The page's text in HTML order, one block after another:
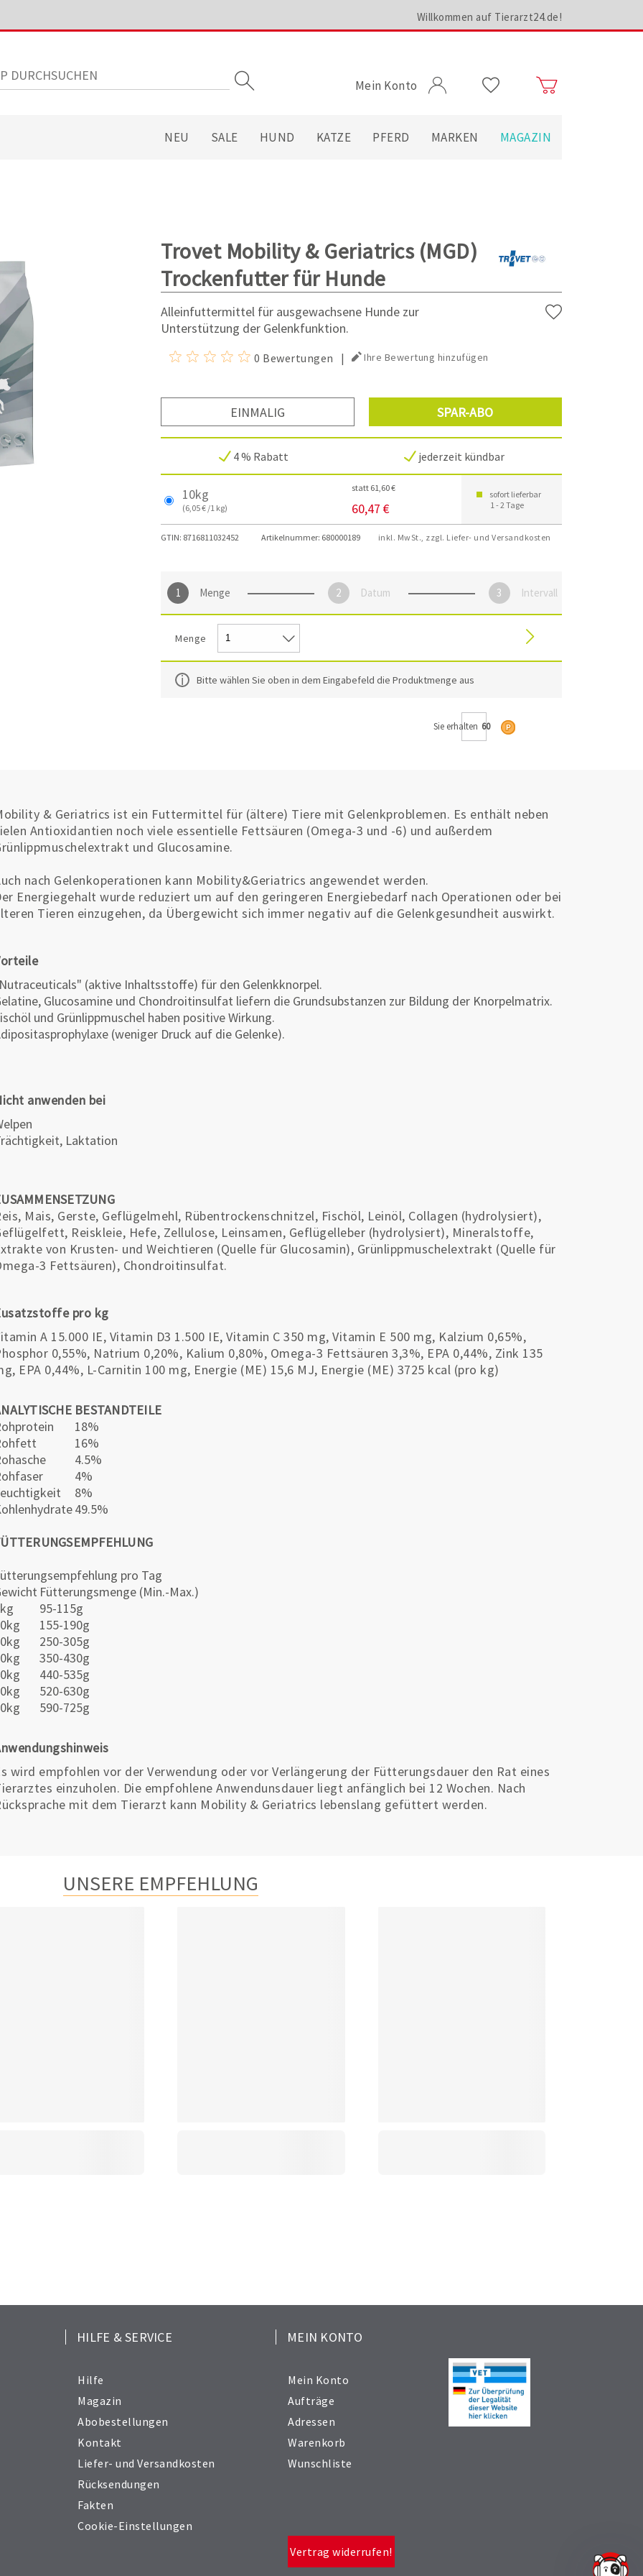
Willkommen auf Tierarzt24.de!
Mein Konto
NEU SALE HUND KATZE PFERD MARKEN MAGAZIN
Trovet Mobility & Geriatrics (MGD)
Trockenfutter für Hunde
Alleinfuttermittel für ausgewachsene Hunde zur
Unterstützung der Gelenkfunktion.
0 Bewertungen | Ihre Bewertung hinzufügen
EINMALIG SPAR-ABO
4 % Rabatt jederzeit kündbar
10kg
(6,05 € /1 kg)
statt 61,60 €
60,47 €
sofort lieferbar
1 - 2 Tage
GTIN: 8716811032452 Artikelnummer: 680000189 inkl. MwSt., zzgl. Liefer- und Versandkosten
Menge Datum Intervall
Menge
Bitte wählen Sie oben in dem Eingabefeld die Produktmenge aus
Sie erhalten 60
& Geriatrics ist ein Futtermittel für (ältere) Tiere mit Gelenkproblemen. Es enthält neben
Antioxidantien noch viele essentielle Fettsäuren (Omega-3 und -6) und außerdem
und Glucosamine.
nach Gelenkoperationen kann Mobility&Geriatrics angewendet werden.
Energiegehalt wurde reduziert um auf den geringeren Energiebedarf nach Operationen oder bei
Tieren einzugehen, da Übergewicht sich immer negativ auf die Gelenkgesundheit auswirkt.
(aktive Inhaltsstoffe) für den Gelenkknorpel.
Glucosamine und Chondroitinsulfat liefern die Grundsubstanzen zur Bildung der Knorpelmatrix.
und Grünlippmuschel haben positive Wirkung.
(weniger Druck auf die Gelenke).
anwenden bei
Laktation
Mais, Gerste, Geflügelmehl, Rübentrockenschnitzel, Fischöl, Leinöl, Collagen (hydrolysiert),
Reiskleie, Hefe, Zellulose, Leinsamen, Geflügelleber (hydrolysiert), Mineralstoffe,
von Krusten- und Weichtieren (Quelle für Glucosamin), Grünlippmuschelextrakt (Quelle für
3 Fettsäuren), Chondroitinsulfat.
pro kg
A 15.000 IE, Vitamin D3 1.500 IE, Vitamin C 350 mg, Vitamin E 500 mg, Kalzium 0,65%,
0,55%, Natrium 0,20%, Kalium 0,80%, Omega-3 Fettsäuren 3,3%, EPA 0,44%, Zink 135
EPA 0,44%, L-Carnitin 100 mg, Energie (ME) 15,6 MJ, Energie (ME) 3725 kcal (pro kg)
BESTANDTEILE
18%
16%
4.5%
4%
8%
49.5%
pro Tag
Fütterungsmenge (Min.-Max.)
95-115g
155-190g
250-305g
350-430g
440-535g
520-630g
590-725g
wird empfohlen vor der Verwendung oder vor Verlängerung der Fütterungsdauer den Rat eines
einzuholen. Die empfohlene Anwendunsdauer liegt anfänglich bei 12 Wochen. Nach
mit dem Tierarzt kann Mobility & Geriatrics lebenslang gefüttert werden.
UNSERE EMPFEHLUNG
HILFE & SERVICE
Hilfe
Magazin
Abobestellungen
Kontakt
Liefer- und Versandkosten
Rücksendungen
Fakten
Cookie-Einstellungen
MEIN KONTO
Mein Konto
Aufträge
Adressen
Warenkorb
Wunschliste
Vertrag widerrufen!